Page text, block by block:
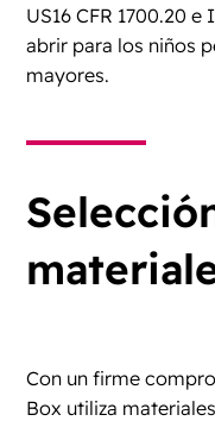
US16 CFR 1700.20
abrir para los niños
mayores.
Con un firme
Box utiliza